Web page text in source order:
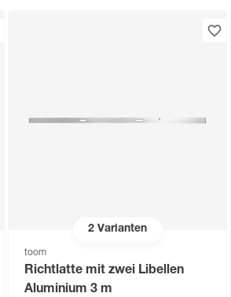
2 Varianten
toom
Richtlatte mit zwei Libellen
Aluminium 3 m